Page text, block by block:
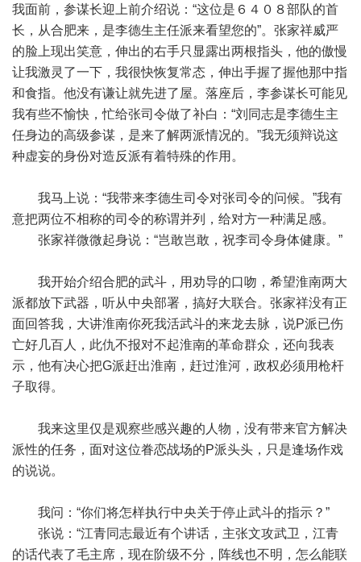
我面前，参谋长迎上前介绍说：“这位是６４０８部队的首
长，从合肥来，是李德生主任派来看望您的”。张家祥威严
的脸上现出笑意，伸出的右手只显露出两根指头，他的傲慢
让我激灵了一下，我很快恢复常态，伸出手握了握他那中指
和食指。他没有谦让就先进了屋。落座后，李参谋长可能见
我有些不愉快，忙给张司令做了补白：“刘同志是李德生主
任身边的高级参谋，是来了解两派情况的。”我无须辩说这
种虚妄的身份对造反派有着特殊的作用。
我马上说：“我带来李德生司令对张司令的问候。”我有
意把两位不相称的司令的称谓并列，给对方一种满足感。
张家祥微微起身说：“岂敢岂敢，祝李司令身体健康。”
我开始介绍合肥的武斗，用劝导的口吻，希望淮南两大
派都放下武器，听从中央部署，搞好大联合。张家祥没有正
面回答我，大讲淮南你死我活武斗的来龙去脉，说P派已伤
亡好几百人，此仇不报对不起淮南的革命群众，还向我表
示，他有决心把G派赶出淮南，赶过淮河，政权必须用枪杆
子取得。
我来这里仅是观察些感兴趣的人物，没有带来官方解决
派性的任务，面对这位眷恋战场的P派头头，只是逢场作戏
的说说。
我问：“你们将怎样执行中央关于停止武斗的指示？”
张说：“江青同志最近有个讲话，主张文攻武卫，江青
的话代表了毛主席，现在阶级不分，阵线也不明，怎么能联